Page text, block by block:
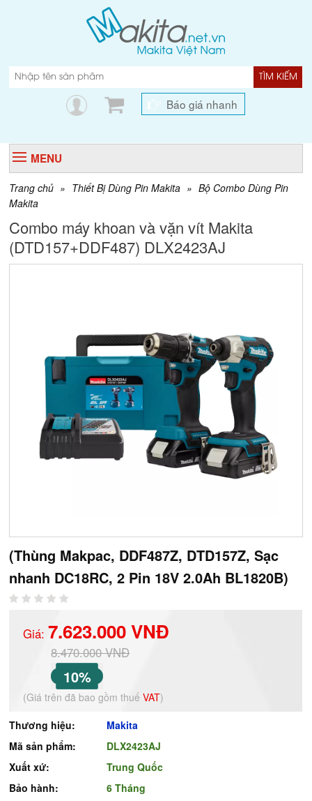
TÌM KIẾM
Báo giá nhanh
MENU
Trang chủ » Thiết Bị Dùng Pin Makita » Bộ Combo Dùng Pin
Makita
Combo máy khoan và vặn vít Makita
(DTD157+DDF487) DLX2423AJ
(Thùng Makpac, DDF487Z, DTD157Z, Sạc
nhanh DC18RC, 2 Pin 18V 2.0Ah BL1820B)
Giá:7.623.000 VNĐ
8.470.000 VNĐ
10%
(Giá trên đã bao gồm thuếVAT)
Thương hiệu:
Makita
Mã sản phẩm:
DLX2423AJ
Xuất xứ:
Trung Quốc
Bảo hành:
6 Tháng